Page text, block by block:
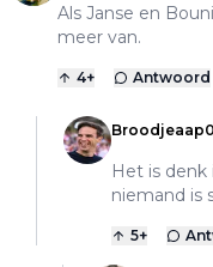
Als Janse en
meer van.
4+ Antwoord
Het is
niemand is
5+